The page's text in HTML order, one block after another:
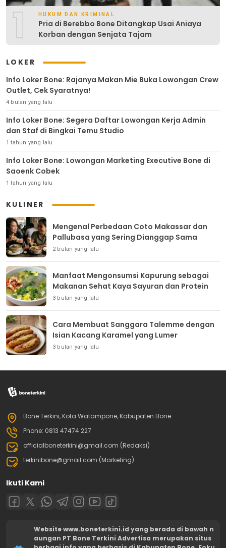
1 HUKUM DAN KRIMINAL
Pria di Berebbo Bone Ditangkap Usai Aniaya
Korban dengan Senjata Tajam
LOKER
Info Loker Bone: Rajanya Makan Mie Buka Lowongan Crew
Outlet, Cek Syaratnya!
4 bulan yang lalu
Info Loker Bone: Segera Daftar Lowongan Kerja Admin
dan Staf di Bingkai Temu Studio
1 tahun yang lalu
Info Loker Bone: Lowongan Marketing Executive Bone di
Saoenk Cobek
1 tahun yang lalu
KULINER
Mengenal Perbedaan Coto Makassar dan
Pallubasa yang Sering Dianggap Sama
2 bulan yang lalu
Manfaat Mengonsumsi Kapurung sebagai
Makanan Sehat Kaya Sayuran dan Protein
3 bulan yang lalu
Cara Membuat Sanggara Talemme dengan
Isian Kacang Karamel yang Lumer
3 bulan yang lalu
Bone Terkini, Kota Watampone, Kabupaten Bone
Phone: 0813 47474 227
officialboneterkini@gmail.com (Redaksi)
terkinibone@gmail.com (Marketing)
Ikuti Kami
Website www.boneterkini.id yang berada di bawah n
aungan PT Bone Terkini Advertisa merupakan situs